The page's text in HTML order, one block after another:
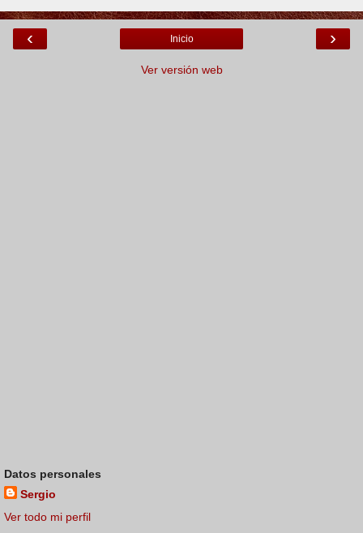
‹ ›
Inicio
Ver versión web
Datos personales
Sergio
Ver todo mi perfil